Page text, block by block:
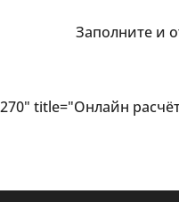
Заполните и
title="Онлайн